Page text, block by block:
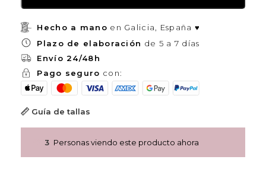
Hecho a mano en Galicia, España ♥
Plazo de elaboración de 5 a 7 días
Envío 24/48h
Pago seguro con:
Guía de tallas
2 Personas viendo este producto ahora